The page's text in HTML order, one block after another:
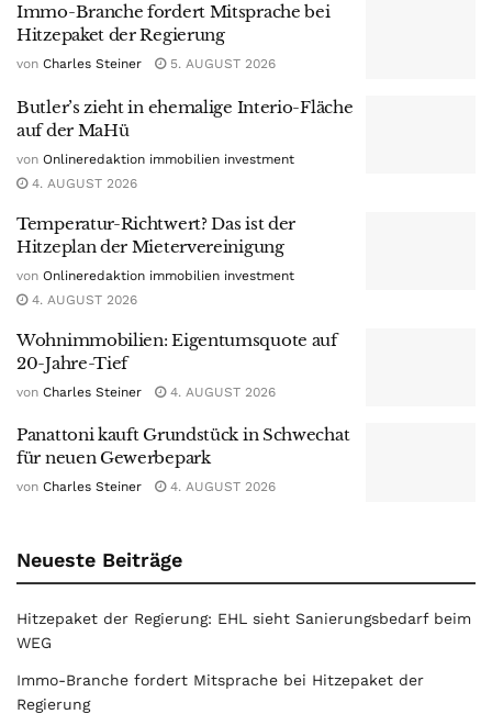
Immo-Branche fordert Mitsprache bei
Hitzepaket der Regierung
von Charles Steiner 5. AUGUST 2026
Butler’s zieht in ehemalige Interio-Fläche
auf der MaHü
von Onlineredaktion immobilien investment
4. AUGUST 2026
Temperatur-Richtwert? Das ist der
Hitzeplan der Mietervereinigung
von Onlineredaktion immobilien investment
4. AUGUST 2026
Wohnimmobilien: Eigentumsquote auf
20-Jahre-Tief
von Charles Steiner 4. AUGUST 2026
Panattoni kauft Grundstück in Schwechat
für neuen Gewerbepark
von Charles Steiner 4. AUGUST 2026
Neueste Beiträge
Hitzepaket der Regierung: EHL sieht Sanierungsbedarf beim
WEG
Immo-Branche fordert Mitsprache bei Hitzepaket der
Regierung